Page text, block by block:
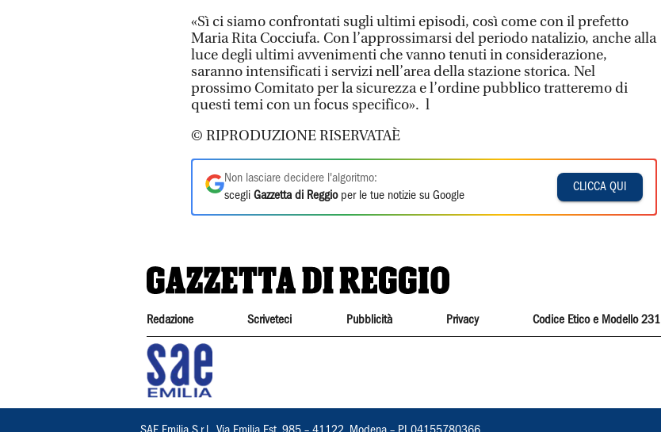
«Sì ci siamo confrontati sugli ultimi episodi, così come con il prefetto
Maria Rita Cocciufa. Con l’approssimarsi del periodo natalizio, anche alla
luce degli ultimi avvenimenti che vanno tenuti in considerazione,
saranno intensificati i servizi nell’area della stazione storica. Nel
prossimo Comitato per la sicurezza e l’ordine pubblico tratteremo di
questi temi con un focus specifico». l
© RIPRODUZIONE RISERVATAÈ
Non lasciare decidere l'algoritmo:
scegli Gazzetta di Reggioper le tue notizie su Google
CLICCA QUI
Redazione Scriveteci Pubblicità Privacy Codice Etico e Modello 231